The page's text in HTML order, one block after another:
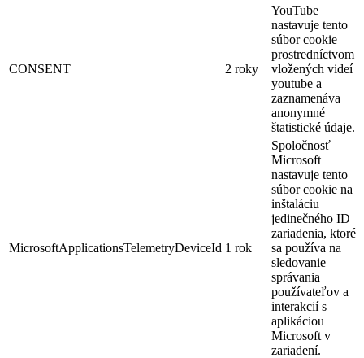
CONSENT 2 roky
YouTube
nastavuje tento
súbor cookie
prostredníctvom
vložených videí
youtube a
zaznamenáva
anonymné
štatistické údaje.
MicrosoftApplicationsTelemetryDeviceId 1 rok
Spoločnosť
Microsoft
nastavuje tento
súbor cookie na
inštaláciu
jedinečného ID
zariadenia, ktoré
sa používa na
sledovanie
správania
používateľov a
interakcií s
aplikáciou
Microsoft v
zariadení.